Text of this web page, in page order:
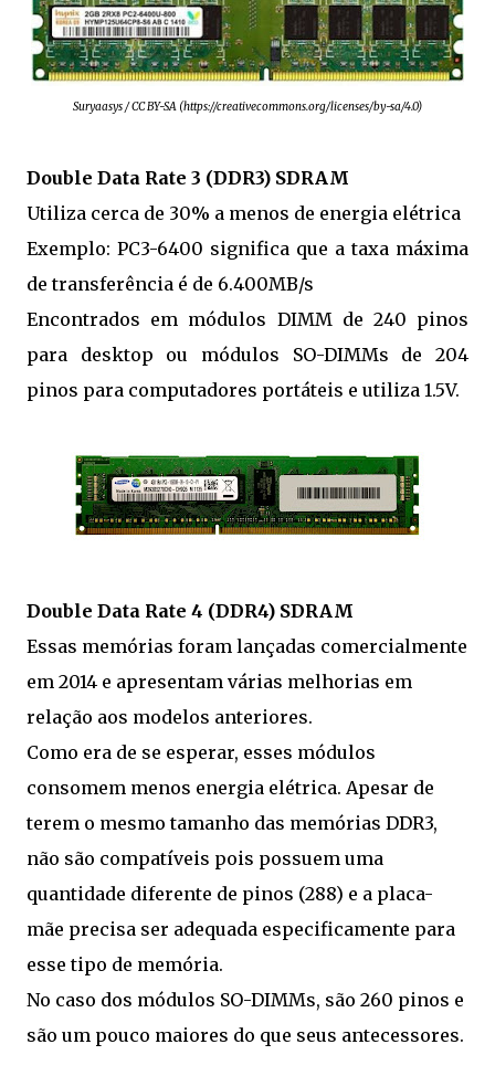
Suryaasys / CC BY-SA (https://creativecommons.org/licenses/by-sa/4.0)
Double Data Rate 3 (DDR3) SDRAM
Utiliza cerca de 30% a menos de energia elétrica
Exemplo: PC3-6400 significa que a taxa máxima
de transferência é de 6.400MB/s
Encontrados em módulos DIMM de 240 pinos
para desktop ou módulos SO-DIMMs de 204
pinos para computadores portáteis e utiliza 1.5V.
Double Data Rate 4 (DDR4) SDRAM
Essas memórias foram lançadas comercialmente
em 2014 e apresentam várias melhorias em
relação aos modelos anteriores.
Como era de se esperar, esses módulos
consomem menos energia elétrica. Apesar de
terem o mesmo tamanho das memórias DDR3,
não são compatíveis pois possuem uma
quantidade diferente de pinos (288) e a placa-
mãe precisa ser adequada especificamente para
esse tipo de memória.
No caso dos módulos SO-DIMMs, são 260 pinos e
são um pouco maiores do que seus antecessores.